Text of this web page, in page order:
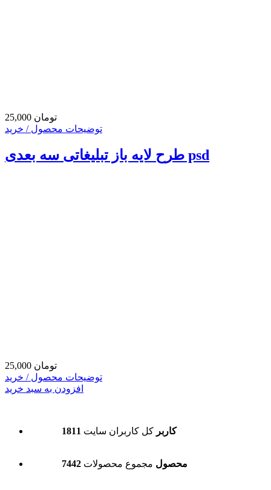
25,000 تومان
توضیحات محصول / خرید
طرح لایه باز تبلیغاتی سه بعدی psd
25,000 تومان
توضیحات محصول / خرید
افزودن به سبد خرید
1811 کاربر کل کاربران سایت
7442 محصول مجموع محصولات